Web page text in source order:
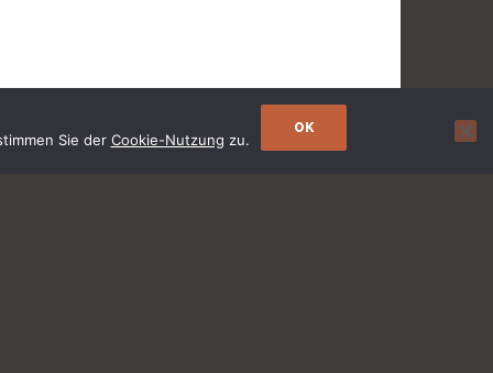
Sie der Cookie-Nutzung zu.
OK